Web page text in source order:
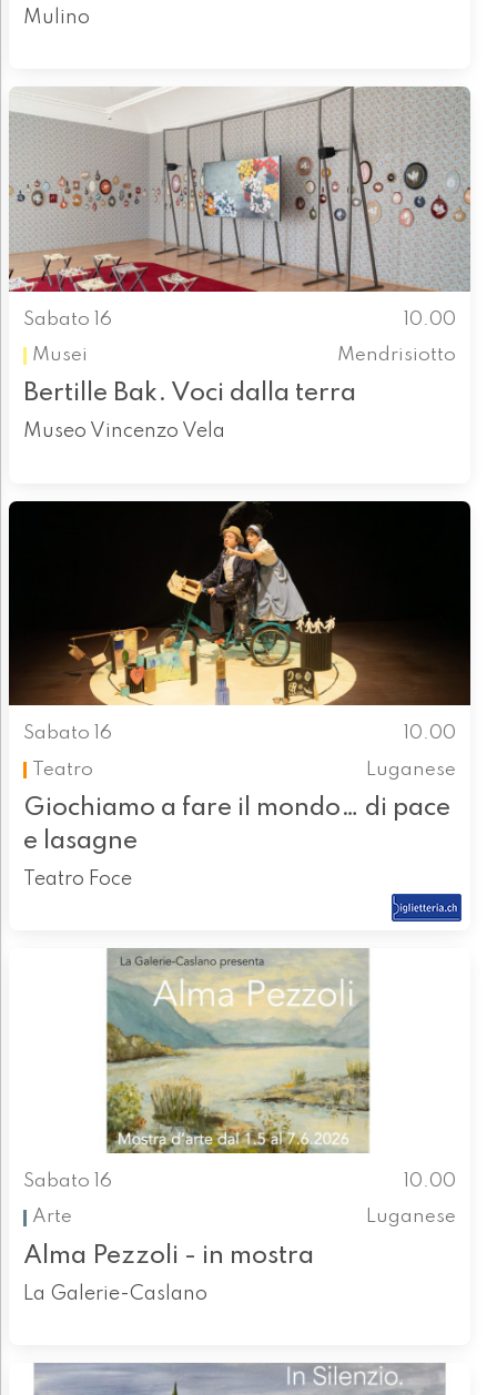
Mulino
Sabato 16
10.00
Musei
Mendrisiotto
Bertille Bak. Voci dalla terra
Museo Vincenzo Vela
Sabato 16
10.00
Teatro
Luganese
Giochiamo a fare il mondo… di pace
e lasagne
Teatro Foce
Sabato 16
10.00
Arte
Luganese
Alma Pezzoli - in mostra
La Galerie-Caslano